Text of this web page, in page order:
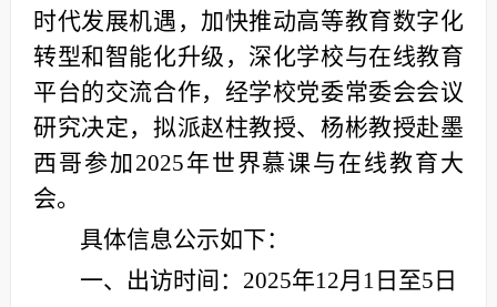
时代发展机遇，加快推动高等教育数字化
转型和智能化升级，深化学校与在线教育
平台的交流合作，经学校党委常委会会议
研究决定，拟派赵柱教授、杨彬教授赴墨
西哥参加2025年世界慕课与在线教育大
会。
具体信息公示如下：
一、出访时间：2025年12月1日至5日